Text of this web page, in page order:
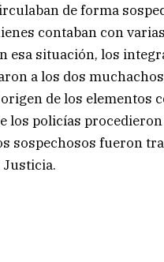
de forma
contaban con
esa situación, los
a los dos
de los elementos
los policías
sospechosos fueron